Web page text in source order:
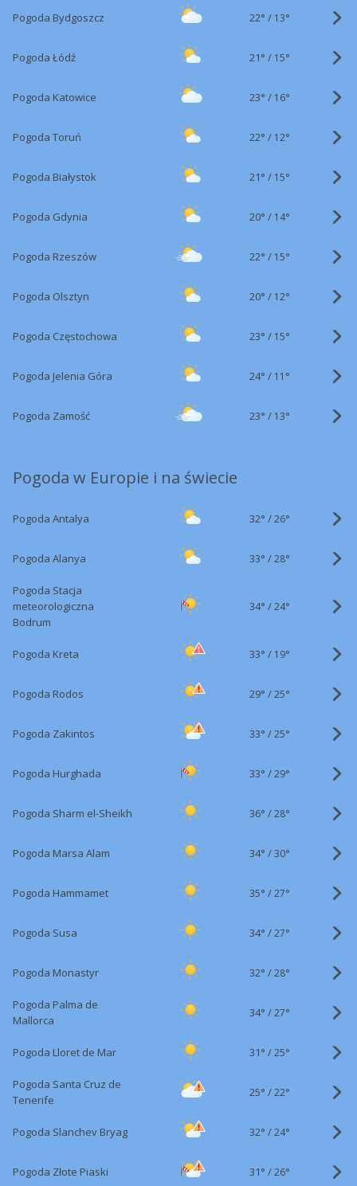
Pogoda Bydgoszcz 22° / 13°
Pogoda Łódź 21° / 15°
Pogoda Katowice 23° / 16°
Pogoda Toruń 22° / 12°
Pogoda Białystok 21° / 15°
Pogoda Gdynia 20° / 14°
Pogoda Rzeszów 22° / 15°
Pogoda Olsztyn 20° / 12°
Pogoda Częstochowa 23° / 15°
Pogoda Jelenia Góra 24° / 11°
Pogoda Zamość 23° / 13°
Pogoda w Europie i na świecie
Pogoda Antalya 32° /26°
Pogoda Alanya 33° /28°
Pogoda Stacja
meteorologiczna
Bodrum
34° /24°
Pogoda Kreta 33° / 19°
Pogoda Rodos 29° /25°
Pogoda Zakintos 33° /25°
Pogoda Hurghada 33° /29°
Pogoda Sharm el-Sheikh 36° /28°
Pogoda Marsa Alam 34° /30°
Pogoda Hammamet 35° /27°
Pogoda Susa 34° /27°
Pogoda Monastyr 32° /28°
Pogoda Palma de
Mallorca
34° /27°
Pogoda Lloret de Mar 31° /25°
Pogoda Santa Cruz de
Tenerife
25° /22°
Pogoda Slanchev Bryag 32° /24°
Pogoda Złote Piaski 31° /26°